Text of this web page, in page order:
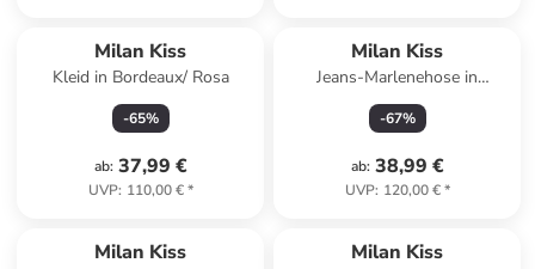
Milan Kiss
Kleid in Bordeaux/ Rosa
-65%
ab: 37,99 €
UVP: 110,00 €*
Milan Kiss
Jeans-Marlenehose in
Hellblau
-67%
ab: 38,99 €
UVP: 120,00 €*
Milan Kiss Milan Kiss